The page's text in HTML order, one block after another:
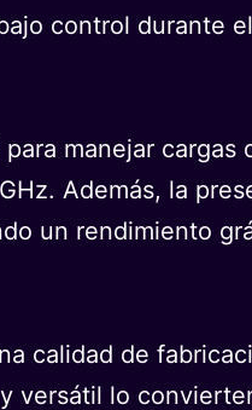
control durante
manejar cargas
Además, la
un rendimiento
calidad de
versátil lo